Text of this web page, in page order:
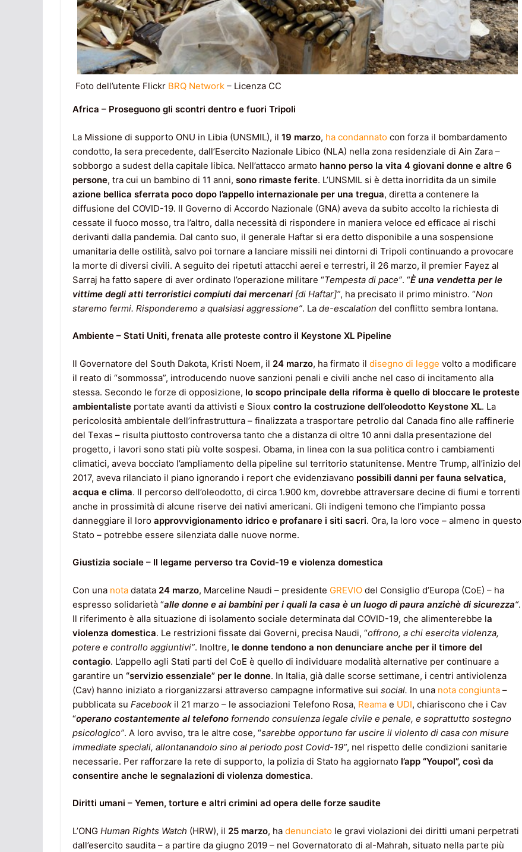
Foto dell’utente Flickr BRQ Network – Licenza CC
Africa – Proseguono gli scontri dentro e fuori Tripoli
La Missione di supporto ONU in Libia (UNSMIL), il 19 marzo, ha condannato con forza il bombardamento
condotto, la sera precedente, dall’Esercito Nazionale Libico (NLA) nella zona residenziale di Ain Zara –
sobborgo a sudest della capitale libica. Nell’attacco armato hanno perso la vita 4 giovani donne e altre 6
persone, tra cui un bambino di 11 anni, sono rimaste ferite. L’UNSMIL si è detta inorridita da un simile
azione bellica sferrata poco dopo l’appello internazionale per una tregua, diretta a contenere la
diffusione del COVID-19. Il Governo di Accordo Nazionale (GNA) aveva da subito accolto la richiesta di
cessate il fuoco mosso, tra l’altro, dalla necessità di rispondere in maniera veloce ed efficace ai rischi
derivanti dalla pandemia. Dal canto suo, il generale Haftar si era detto disponibile a una sospensione
umanitaria delle ostilità, salvo poi tornare a lanciare missili nei dintorni di Tripoli continuando a provocare
la morte di diversi civili. A seguito dei ripetuti attacchi aerei e terrestri, il 26 marzo, il premier Fayez al
Sarraj ha fatto sapere di aver ordinato l’operazione militare “Tempesta di pace”. “È una vendetta per le
vittime degli atti terroristici compiuti dai mercenari [di Haftar]”, ha precisato il primo ministro. “Non
staremo fermi. Risponderemo a qualsiasi aggressione”. La de-escalation del conflitto sembra lontana.
Ambiente – Stati Uniti, frenata alle proteste contro il Keystone XL Pipeline
Il Governatore del South Dakota, Kristi Noem, il 24 marzo, ha firmato il disegno di legge volto a modificare
il reato di “sommossa”, introducendo nuove sanzioni penali e civili anche nel caso di incitamento alla
stessa. Secondo le forze di opposizione, lo scopo principale della riforma è quello di bloccare le proteste
ambientaliste portate avanti da attivisti e Sioux contro la costruzione dell’oleodotto Keystone XL. La
pericolosità ambientale dell’infrastruttura – finalizzata a trasportare petrolio dal Canada fino alle raffinerie
del Texas – risulta piuttosto controversa tanto che a distanza di oltre 10 anni dalla presentazione del
progetto, i lavori sono stati più volte sospesi. Obama, in linea con la sua politica contro i cambiamenti
climatici, aveva bocciato l’ampliamento della pipeline sul territorio statunitense. Mentre Trump, all’inizio del
2017, aveva rilanciato il piano ignorando i report che evidenziavano possibili danni per fauna selvatica,
acqua e clima. Il percorso dell’oleodotto, di circa 1.900 km, dovrebbe attraversare decine di fiumi e torrenti
anche in prossimità di alcune riserve dei nativi americani. Gli indigeni temono che l’impianto possa
danneggiare il loro approvvigionamento idrico e profanare i siti sacri. Ora, la loro voce – almeno in questo
Stato – potrebbe essere silenziata dalle nuove norme.
Giustizia sociale – Il legame perverso tra Covid-19 e violenza domestica
Con una nota datata 24 marzo, Marceline Naudi – presidente GREVIO del Consiglio d’Europa (CoE) – ha
espresso solidarietà “alle donne e ai bambini per i quali la casa è un luogo di paura anzichè di sicurezza“.
Il riferimento è alla situazione di isolamento sociale determinata dal COVID-19, che alimenterebbe la
violenza domestica. Le restrizioni fissate dai Governi, precisa Naudi, “offrono, a chi esercita violenza,
potere e controllo aggiuntivi”. Inoltre, le donne tendono a non denunciare anche per il timore del
contagio. L’appello agli Stati parti del CoE è quello di individuare modalità alternative per continuare a
garantire un “servizio essenziale” per le donne. In Italia, già dalle scorse settimane, i centri antiviolenza
(Cav) hanno iniziato a riorganizzarsi attraverso campagne informative sui social. In una nota congiunta –
pubblicata su Facebook il 21 marzo – le associazioni Telefono Rosa, Reama e UDI, chiariscono che i Cav
“operano costantemente al telefono fornendo consulenza legale civile e penale, e soprattutto sostegno
psicologico”. A loro avviso, tra le altre cose, “sarebbe opportuno far uscire il violento di casa con misure
immediate speciali, allontanandolo sino al periodo post Covid-19″, nel rispetto delle condizioni sanitarie
necessarie. Per rafforzare la rete di supporto, la polizia di Stato ha aggiornato l’app “Youpol”, così da
consentire anche le segnalazioni di violenza domestica.
Diritti umani – Yemen, torture e altri crimini ad opera delle forze saudite
L’ONG Human Rights Watch (HRW), il 25 marzo, ha denunciato le gravi violazioni dei diritti umani perpetrati
dall’esercito saudita – a partire da giugno 2019 – nel Governatorato di al-Mahrah, situato nella parte più